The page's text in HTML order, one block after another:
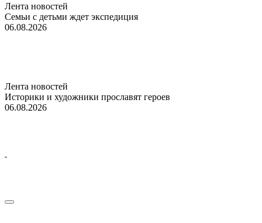
Лента новостей
Семьи с детьми ждет экспедиция
06.08.2026
Лента новостей
Историки и художники прославят героев
06.08.2026